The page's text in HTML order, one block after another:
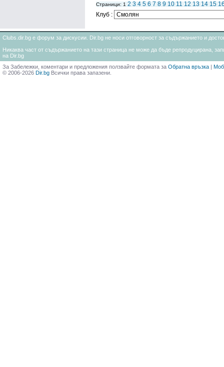
Страници: 1 2 3 4 5 6 7 8 9 10 11 12 13 14 15
Клуб :
Clubs.dir.bg е форум за дискусии. Dir.bg не носи отговорност за съдържанието и
Никаква част от съдържанието на тази страница не може да бъде репродуцирана,
на Dir.bg
За Забележки, коментари и предложения ползвайте формата за Обратна връзка |
© 2006-2026 Dir.bg Всички права запазени.